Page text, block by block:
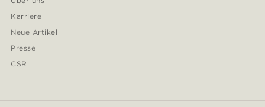
Karriere
Neue Artikel
Presse
CSR